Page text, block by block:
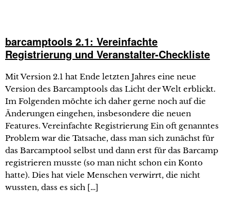
barcamptools 2.1: Vereinfachte
Registrierung und Veranstalter-Checkliste
Mit Version 2.1 hat Ende letzten Jahres eine neue
Version des Barcamptools das Licht der Welt erblickt.
Im Folgenden möchte ich daher gerne noch auf die
Änderungen eingehen, insbesondere die neuen
Features. Vereinfachte Registrierung Ein oft genanntes
Problem war die Tatsache, dass man sich zunächst für
das Barcamptool selbst und dann erst für das Barcamp
registrieren musste (so man nicht schon ein Konto
hatte). Dies hat viele Menschen verwirrt, die nicht
wussten, dass es sich […]